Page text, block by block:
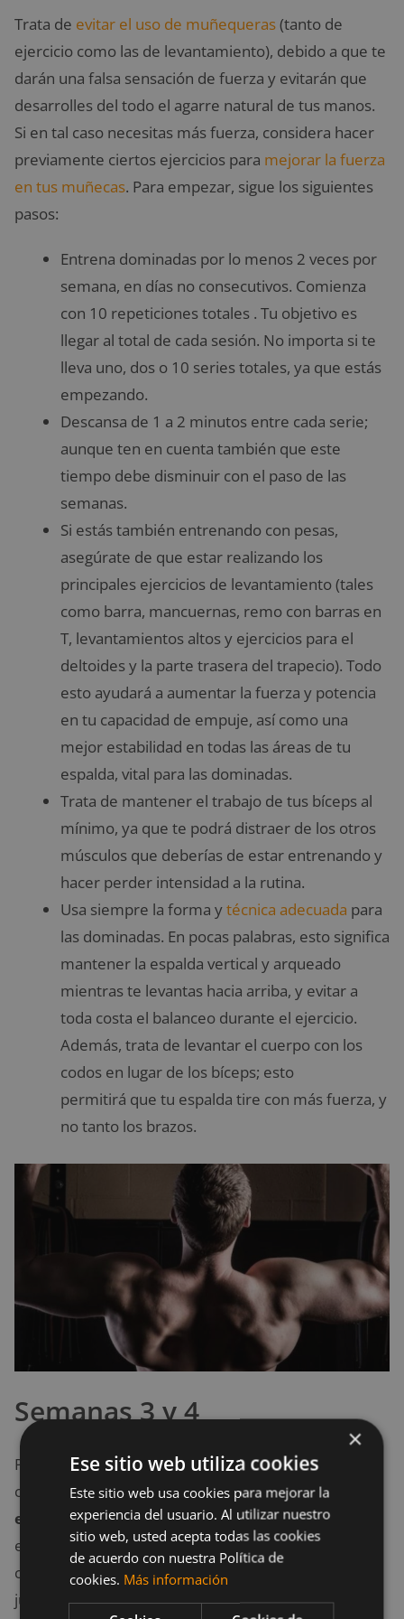
Trata de evitar el uso de muñequeras(tanto de
ejercicio como las de levantamiento), debido a que te
darán una falsa sensación de fuerza y evitarán que
desarrolles del todo el agarre natural de tus manos.
Si en tal caso necesitas más fuerza, considera hacer
previamente ciertos ejercicios para mejorar la fuerza
en tus muñecas. Para empezar, sigue los siguientes
pasos:
Entrena dominadas por lo menos 2 veces por
semana, en días no consecutivos. Comienza
con 10 repeticiones totales . Tu objetivo es
llegar al total de cada sesión. No importa si te
lleva uno, dos o 10 series totales, ya que estás
empezando.
Descansa de 1 a 2 minutos entre cada serie;
aunque ten en cuenta también que este
tiempo debe disminuir con el paso de las
semanas.
Si estás también entrenando con pesas,
asegúrate de que estar realizando los
principales ejercicios de levantamiento (tales
como barra, mancuernas, remo con barras en
T, levantamientos altos y ejercicios para el
deltoides y la parte trasera del trapecio). Todo
esto ayudará a aumentar la fuerza y potencia
en tu capacidad de empuje, así como una
mejor estabilidad en todas las áreas de tu
espalda, vital para las dominadas.
Trata de mantener el trabajo de tus bíceps al
mínimo, ya que te podrá distraer de los otros
músculos que deberías de estar entrenando y
hacer perder intensidad a la rutina.
Usa siempre la forma ytécnica adecuada para
las dominadas. En pocas palabras, esto significa
mantener la espalda vertical y arqueado
mientras te levantas hacia arriba, y evitar a
toda costa el balanceo durante el ejercicio.
Además, trata de levantar el cuerpo con los
codos en lugar de los bíceps; esto
permitirá que tu espalda tire con más fuerza, y
no tanto los brazos.
Semanas 3 y 4
Para la siguiente semana, vas a incrementar la
cantidad de repeticiones y lafrecuencia del
ejercicio de dominadas, todo a fin de aumentar la
exigencia física e ir tonificando cada vez más el
cuerpo. Claro está que el aumento se encuentra
justificado, ya que en este punto deberías notar un
×
Ese sitio web utiliza cookies
Este sitio web usa cookies para mejorar la
experiencia del usuario. Al utilizar nuestro
sitio web, usted acepta todas las cookies
de acuerdo con nuestra Política de
cookies. Más información